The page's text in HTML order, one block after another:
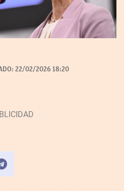
22/02/2026 18:20